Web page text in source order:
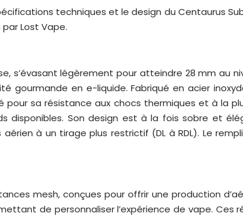
techniques et le design du Centaurus
Lost Vape.
s’évasant légèrement pour atteindre 28 mm au
gourmande en e-liquide. Fabriqué en acier
sa résistance aux chocs thermiques et à la
Son design est à la fois sobre et
à un tirage plus restrictif (DL à RDL). Le
mesh, conçues pour offrir une production
de personnaliser l’expérience de vape.